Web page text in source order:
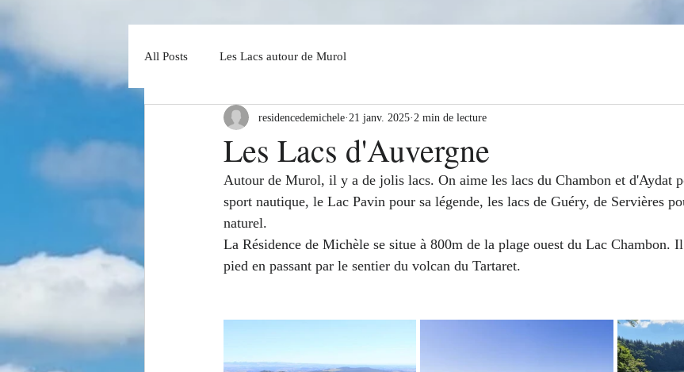
All Posts Les Lacs autour de Murol
Les Lacs d'Auvergne
residencedemichele 21 janv. 2025 2 min de lecture
Autour de Murol, il y a de jolis lacs. On aime les lacs du Chambon et d'Aydat
sport nautique, le Lac Pavin pour sa légende, les lacs de Guéry, de Servières
naturel.
La Résidence de Michèle se situe à 800m de la plage ouest du Lac Chambon.
pied en passant par le sentier du volcan du Tartaret.